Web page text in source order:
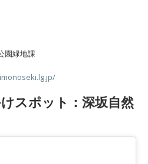
園緑地課
スポット：深坂自然